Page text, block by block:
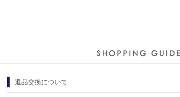
返品交換について